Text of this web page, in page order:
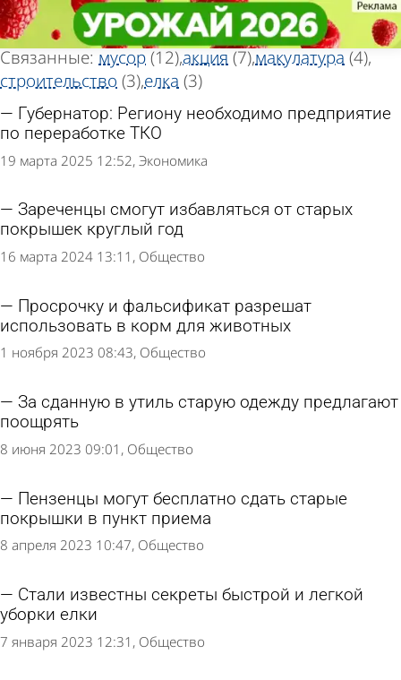
«Переработка»
Тег новостей
Всего найдено 30 новостей
Связанные: мусор(12)акция (7)макулатура (4)
строительство (3)елка (3)
Губернатор: Региону необходимо предприятие
по переработке ТКО
19 марта 2025 12:52 Экономика
Зареченцы смогут избавляться от старых
покрышек круглый год
16 марта 2024 13:11 Общество
Просрочку и фальсификат разрешат
использовать в корм для животных
1 ноября 2023 08:43 Общество
За сданную в утиль старую одежду предлагают
поощрять
8 июня 2023 09:01 Общество
Пензенцы могут бесплатно сдать старые
покрышки в пункт приема
8 апреля 2023 10:47 Общество
Стали известны секреты быстрой и легкой
уборки елки
7 января 2023 12:31 Общество
«Переработка»
Тег новостей